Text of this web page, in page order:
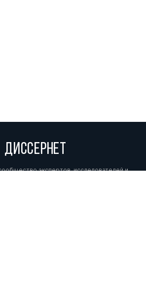
ДИССЕРНЕТ
экспертов, исследователей и